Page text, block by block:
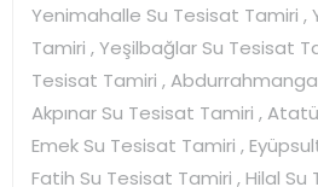
Yenimahalle Su Tesisat Tamiri ,
Tamiri , Yeşilbağlar Su Tesisat
Tesisat Tamiri ,
Akpınar Su Tesisat Tamiri ,
Emek Su Tesisat Tamiri ,
Fatih Su Tesisat Tamiri , Hilal